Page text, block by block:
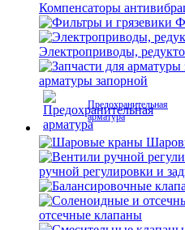
Компенсаторы
Электроприводы,
арматуры запорной
Предохранительная
арматура
ручной регулировки и
отсечные клапаны